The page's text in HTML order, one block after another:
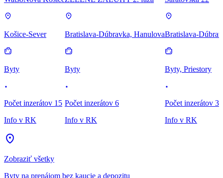
Košice-Sever
Byty
Počet inzerátov 15
Info v RK
Bratislava-Dúbravka, Hanulova
Byty
Počet inzerátov 6
Info v RK
Bratislava-
Byty, Priestory
Počet inzerátov 3
Info v RK
Zobraziť všetky
Byty na prenájom bez kaucie a depozitu